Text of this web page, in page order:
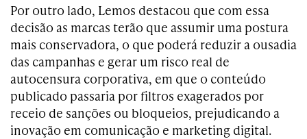
Por outro lado, Lemos destacou que com essa
decisão as marcas terão que assumir uma postura
mais conservadora, o que poderá reduzir a ousadia
das campanhas e gerar um risco real de
autocensura corporativa, em que o conteúdo
publicado passaria por filtros exagerados por
receio de sanções ou bloqueios, prejudicando a
inovação em comunicação e marketing digital.